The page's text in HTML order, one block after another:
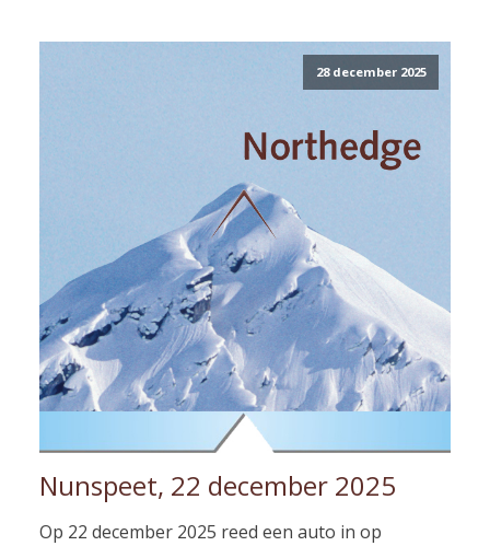
28 december 2025
Nunspeet, 22 december 2025
Op 22 december 2025 reed een auto in op